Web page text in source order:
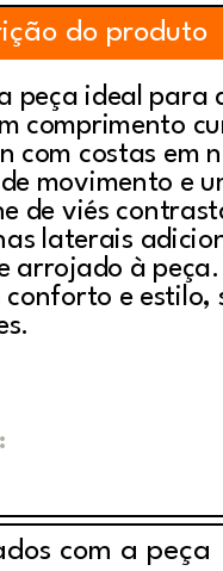
do produto
peça ideal para
comprimento
com costas em
movimento e
de viés
laterais
arrojado à peça.
e estilo,
com a peça